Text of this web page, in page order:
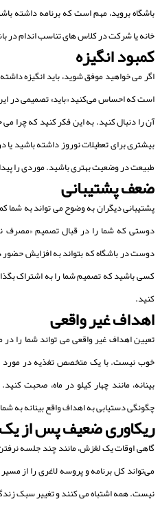
باشگاه بروید، مهم است که برنامه داشته
خانه یا شرکت در کلاس های تناسب اندام در
کمبود انگیزه
اگر می خواهید موفق شوید، باید انگیزه
است که احساس می‌کنید «باید» تصمیمی در
آن را دنبال کنید. به این فکر کنید که چرا
بیشتری برای تعطیلات نوروز داشته باشید
طبیعت در وضعیت بهتری باشید. موردی را
ضعف پشتیبانی
پشتیبانی دیگران به وضوح می تواند به شما
دوستی که شما را در قبال تصمیم «مصرف
دوست در باشگاه که بتواند به افزایش
کسی باشید که تصمیم شما را به اشتراک
کنید.
اهداف غیر واقعی
تعیین اهداف غیر واقعی می تواند شما را
خوب نیست. با یک متخصص تغذیه در
بینانه، مانند چهار کیلو در ماه، صحبت
چگونگی دستیابی به اهداف واقع بینانه به
ریکاوری ضعیف پس از
گاهی اوقات یک لغزش، مانند چند جلسه
می‌تواند کل برنامه و پروسه لاغری را از
نیست. همه اشتباه می کنند و تغییر سبک